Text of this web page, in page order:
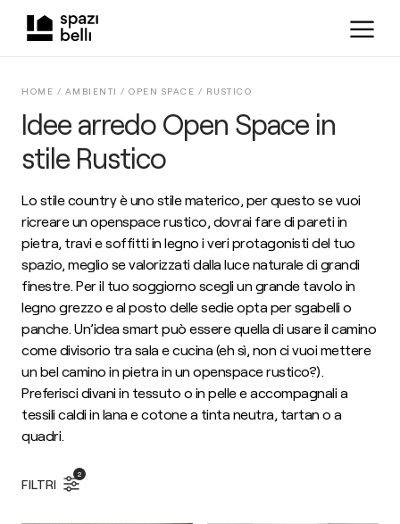
Idee arredo Open Space in
stile Rustico
HOME / AMBIENTI / OPEN SPACE / RUSTICO
Lo stile country è uno stile materico, per questo se vuoi
ricreare un openspace rustico, dovrai fare di pareti in
pietra, travi e soffitti in legno i veri protagonisti del tuo
spazio, meglio se valorizzati dalla luce naturale di grandi
finestre. Per il tuo soggiorno scegli un grande tavolo in
legno grezzo e al posto delle sedie opta per sgabelli o
panche. Un’idea smart può essere quella di usare il camino
come divisorio tra sala e cucina (eh sì, non ci vuoi mettere
un bel camino in pietra in un openspace rustico?).
Preferisci divani in tessuto o in pelle e accompagnali a
tessili caldi in lana e cotone a tinta neutra, tartan o a
quadri.
FILTRI
2